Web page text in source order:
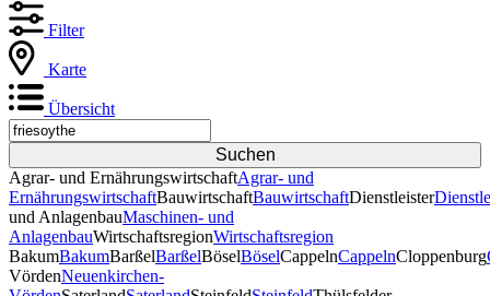
Filter
Karte
Übersicht
Agrar- und ErnährungswirtschaftAgrar- und
ErnährungswirtschaftBauwirtschaftBauwirtschaftDienstleister
und AnlagenbauMaschinen- und
AnlagenbauWirtschaftsregionWirtschaftsregion
BakumBakumBarßelBarßelBöselBöselCappelnCappelnCloppenburg
VördenNeuenkirchen-